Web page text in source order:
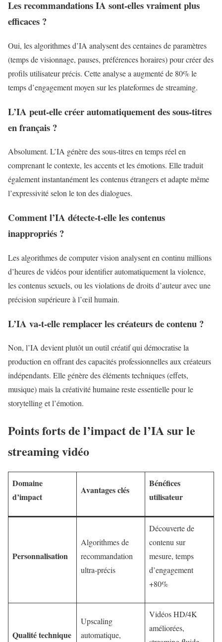
Les recommandations IA sont-elles vraiment plus
efficaces ?
Oui, les algorithmes d’IA analysent des centaines de paramètres
(temps de visionnage, pauses, préférences horaires) pour créer des
profils utilisateur précis. Cette analyse a augmenté de 80% le
temps d’engagement moyen sur les plateformes de streaming.
L’IA peut-elle créer automatiquement des sous-titres
en français ?
Absolument. L’IA génère des sous-titres en temps réel en
comprenant le contexte, les accents et les émotions. Elle traduit
également instantanément les contenus étrangers et adapte même
l’expressivité selon le ton des dialogues.
Comment l’IA détecte-t-elle les contenus
inappropriés ?
Les algorithmes de computer vision analysent en continu millions
d’heures de vidéos pour identifier automatiquement la violence,
les contenus sexuels, ou les violations de droits d’auteur avec une
précision supérieure à l’œil humain.
L’IA va-t-elle remplacer les créateurs de contenu ?
Non, l’IA devient plutôt un outil créatif qui démocratise la
production en offrant des capacités professionnelles aux créateurs
indépendants. Elle génère des éléments techniques (effets,
musique) mais la créativité humaine reste essentielle pour le
storytelling et l’émotion.
Points forts de l’impact de l’IA sur le
streaming vidéo
Domaine
d’impact
Avantages clés
Bénéfices
utilisateur
Personnalisation
Algorithmes de
recommandation
ultra-précis
Découverte de
contenu sur
mesure, temps
d’engagement
+80%
Qualité technique
Upscaling
automatique,
Vidéos HD/4K
améliorées,